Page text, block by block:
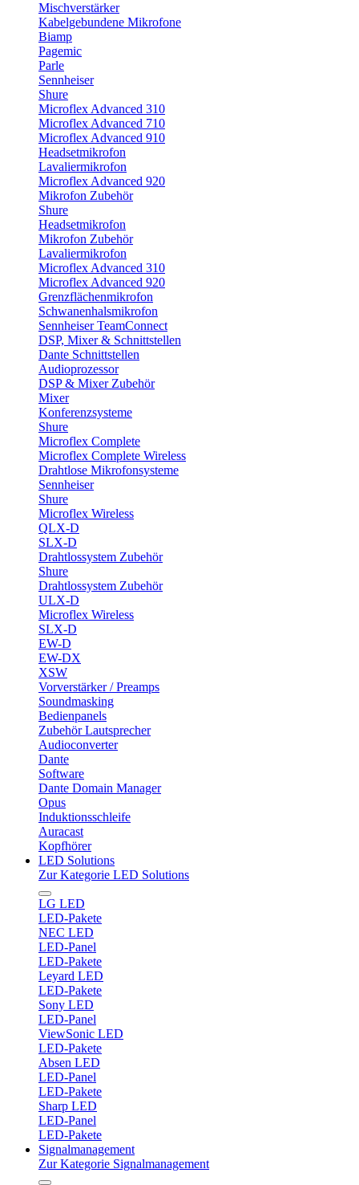
Mischverstärker
Kabelgebundene Mikrofone
Biamp
Pagemic
Parle
Sennheiser
Shure
Microflex Advanced 310
Microflex Advanced 710
Microflex Advanced 910
Headsetmikrofon
Lavaliermikrofon
Microflex Advanced 920
Mikrofon Zubehör
Shure
Headsetmikrofon
Mikrofon Zubehör
Lavaliermikrofon
Microflex Advanced 310
Microflex Advanced 920
Grenzflächenmikrofon
Schwanenhalsmikrofon
Sennheiser TeamConnect
DSP, Mixer & Schnittstellen
Dante Schnittstellen
Audioprozessor
DSP & Mixer Zubehör
Mixer
Konferenzsysteme
Shure
Microflex Complete
Microflex Complete Wireless
Drahtlose Mikrofonsysteme
Sennheiser
Shure
Microflex Wireless
QLX-D
SLX-D
Drahtlossystem Zubehör
Shure
Drahtlossystem Zubehör
ULX-D
Microflex Wireless
SLX-D
EW-D
EW-DX
XSW
Vorverstärker / Preamps
Soundmasking
Bedienpanels
Zubehör Lautsprecher
Audioconverter
Dante
Software
Dante Domain Manager
Opus
Induktionsschleife
Auracast
Kopfhörer
LED Solutions
Zur Kategorie LED Solutions
LG LED
LED-Pakete
NEC LED
LED-Panel
LED-Pakete
Leyard LED
LED-Pakete
Sony LED
LED-Panel
ViewSonic LED
LED-Pakete
Absen LED
LED-Panel
LED-Pakete
Sharp LED
LED-Panel
LED-Pakete
Signalmanagement
Zur Kategorie Signalmanagement